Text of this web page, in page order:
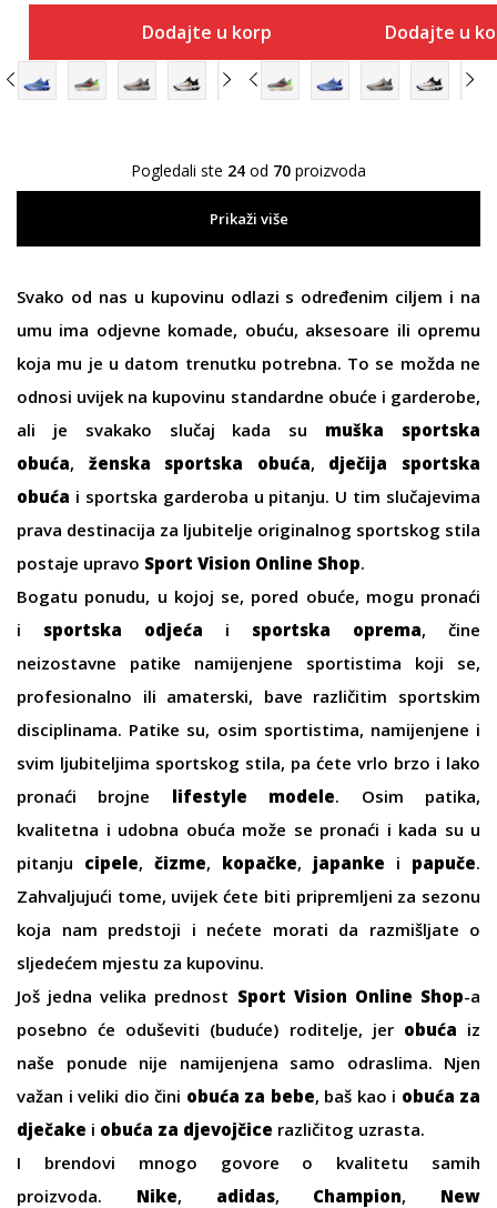
Dodajte u korpu Dodajte u
Pogledali ste 24 od 70 proizvoda
Prikaži više
Svako od nas u kupovinu odlazi s određenim ciljem i na
umu ima odjevne komade, obuću, aksesoare ili opremu
koja mu je u datom trenutku potrebna. To se možda ne
odnosi uvijek na kupovinu standardne obuće i garderobe,
ali je svakako slučaj kada su muška sportska
obuća, ženska sportska obuća, dječija sportska
obuća i sportska garderoba u pitanju. U tim slučajevima
prava destinacija za ljubitelje originalnog sportskog stila
postaje upravo Sport Vision Online Shop.
Bogatu ponudu, u kojoj se, pored obuće, mogu pronaći
i sportska odjeća i sportska oprema, čine
neizostavne patike namijenjene sportistima koji se,
profesionalno ili amaterski, bave različitim sportskim
disciplinama. Patike su, osim sportistima, namijenjene i
svim ljubiteljima sportskog stila, pa ćete vrlo brzo i lako
pronaći brojne lifestyle modele. Osim patika,
kvalitetna i udobna obuća može se pronaći i kada su u
pitanju cipele, čizme, kopačke, japanke i papuče.
Zahvaljujući tome, uvijek ćete biti pripremljeni za sezonu
koja nam predstoji i nećete morati da razmišljate o
sljedećem mjestu za kupovinu.
Još jedna velika prednost Sport Vision Online Shop-a
posebno će oduševiti (buduće) roditelje, jer obuća iz
naše ponude nije namijenjena samo odraslima. Njen
važan i veliki dio čini obuća za bebe, baš kao i obuća za
dječake i obuća za djevojčice različitog uzrasta.
I brendovi mnogo govore o kvalitetu samih
proizvoda. Nike, adidas, Champion, New